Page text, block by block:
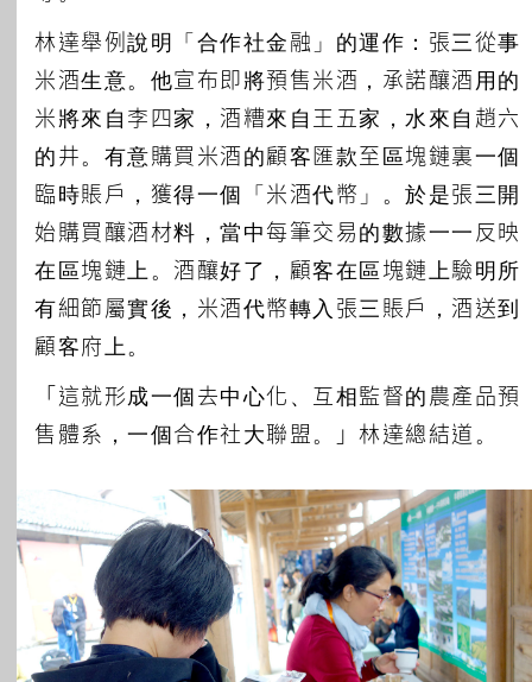
林達舉例說明「合作社金融」的運作：張三從事
米酒生意。他宣布即將預售米酒，承諾釀酒用的
米將來自李四家，酒糟來自王五家，水來自趙六
的井。有意購買米酒的顧客匯款至區塊鏈裏一個
臨時賬戶，獲得一個「米酒代幣」。於是張三開
始購買釀酒材料，當中每筆交易的數據一一反映
在區塊鏈上。酒釀好了，顧客在區塊鏈上驗明所
有細節屬實後，米酒代幣轉入張三賬戶，酒送到
顧客府上。
「這就形成一個去中心化、互相監督的農產品預
售體系，一個合作社大聯盟。」林達總結道。